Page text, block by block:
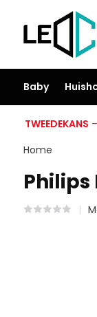
Baby
TWEEDEKANS
Home
Philips